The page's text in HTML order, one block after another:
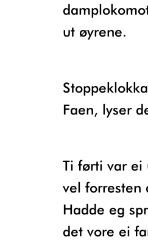
ut øyrene.
Faen, lyser
Ti førti var
vel forresten
Hadde eg
det vore ei